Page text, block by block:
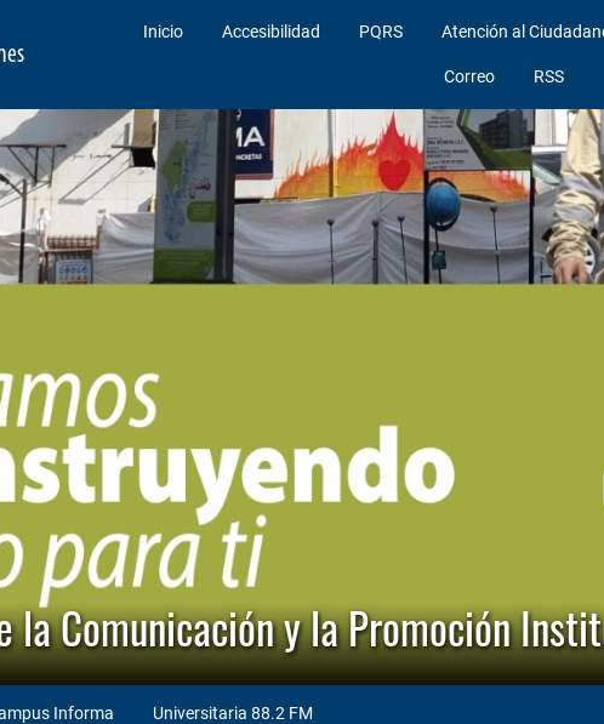
Inicio Accesibilidad PQRS Atención al
Correo RSS
la Comunicación y la Promoción
Informa Universitaria 88.2 FM